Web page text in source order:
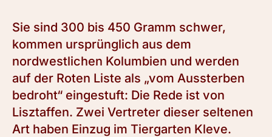
Sie sind 300 bis 450 Gramm schwer,
kommen ursprünglich aus dem
nordwestlichen Kolumbien und werden
auf der Roten Liste als „vom Aussterben
bedroht“ eingestuft: Die Rede ist von
Lisztaffen. Zwei Vertreter dieser seltenen
Art haben Einzug im Tiergarten Kleve.